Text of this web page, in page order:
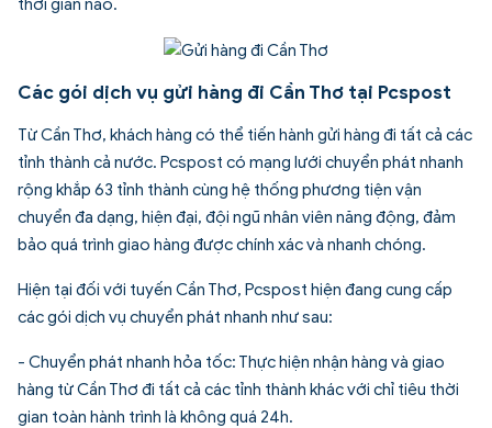
thời gian nào.
Các gói dịch vụ gửi hàng đi Cần Thơ tại Pcspost
Từ Cần Thơ, khách hàng có thể tiến hành gửi hàng đi tất cả các
tỉnh thành cả nước. Pcspost có mạng lưới chuyển phát nhanh
rộng khắp 63 tỉnh thành cùng hệ thống phương tiện vận
chuyển đa dạng, hiện đại, đội ngũ nhân viên năng động, đảm
bảo quá trình giao hàng được chính xác và nhanh chóng.
Hiện tại đối với tuyến Cần Thơ, Pcspost hiện đang cung cấp
các gói dịch vụ chuyển phát nhanh như sau:
- Chuyển phát nhanh hỏa tốc: Thực hiện nhận hàng và giao
hàng từ Cần Thơ đi tất cả các tỉnh thành khác với chỉ tiêu thời
gian toàn hành trình là không quá 24h.